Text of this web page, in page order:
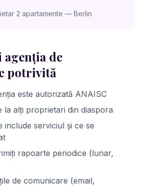
2 apartamente — Berlin
agenția de
potrivită
este autorizată ANAISC
la alți proprietari din diaspora
include serviciul și ce se
rapoarte periodice (lunar,
de comunicare (email,